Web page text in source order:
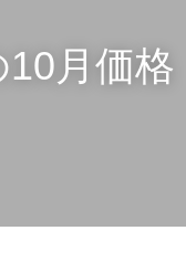
月価格